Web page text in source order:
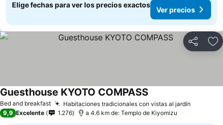
Elige fechas para ver los precios exactos
Ver precios
Compartir
Bed and breakfast Habitaciones tradicionales con vistas al jardín
Guesthouse KYOTO COMPASS
9,9 Excelente 1.276 a 4.6 km de: Templo de Kiyomizu